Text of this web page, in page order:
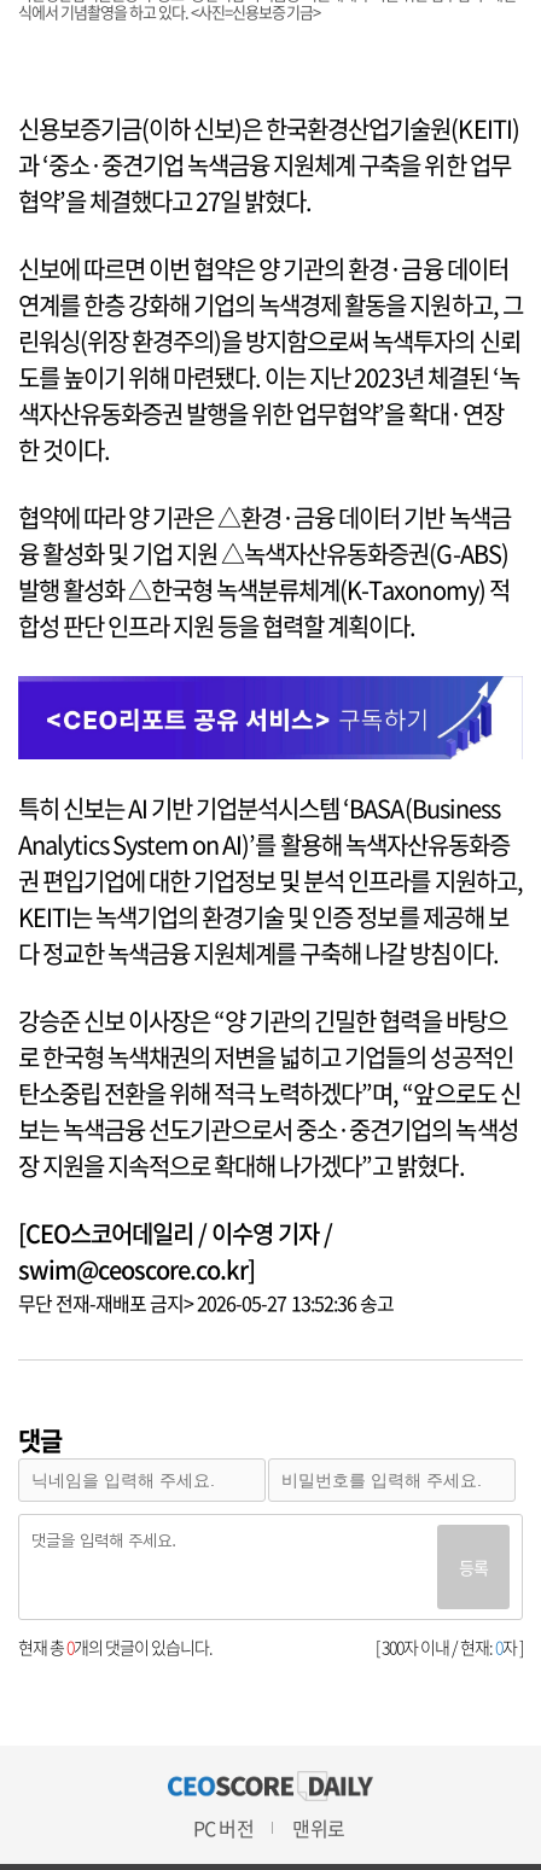
식에서 기념촬영을 하고 있다. <사진=신용보증기금>
신용보증기금(이하 신보)은 한국환경산업기술원(KEITI)
과 ‘중소·중견기업 녹색금융 지원체계 구축을 위한 업무
협약’을 체결했다고 27일 밝혔다.
신보에 따르면 이번 협약은 양 기관의 환경·금융 데이터
연계를 한층 강화해 기업의 녹색경제 활동을 지원하고, 그
린워싱(위장 환경주의)을 방지함으로써 녹색투자의 신뢰
도를 높이기 위해 마련됐다. 이는 지난 2023년 체결된 ‘녹
색자산유동화증권 발행을 위한 업무협약’을 확대·연장
한 것이다.
협약에 따라 양 기관은 △환경·금융 데이터 기반 녹색금
융 활성화 및 기업 지원 △녹색자산유동화증권(G-ABS)
발행 활성화 △한국형 녹색분류체계(K-Taxonomy) 적
합성 판단 인프라 지원 등을 협력할 계획이다.
특히 신보는 AI 기반 기업분석시스템 ‘BASA(Business
Analytics System on AI)’를 활용해 녹색자산유동화증
권 편입기업에 대한 기업정보 및 분석 인프라를 지원하고,
KEITI는 녹색기업의 환경기술 및 인증 정보를 제공해 보
다 정교한 녹색금융 지원체계를 구축해 나갈 방침이다.
강승준 신보 이사장은 “양 기관의 긴밀한 협력을 바탕으
로 한국형 녹색채권의 저변을 넓히고 기업들의 성공적인
탄소중립 전환을 위해 적극 노력하겠다”며, “앞으로도 신
보는 녹색금융 선도기관으로서 중소·중견기업의 녹색성
장 지원을 지속적으로 확대해 나가겠다”고 밝혔다.
[CEO스코어데일리 / 이수영 기자 /
swim@ceoscore.co.kr]
무단 전재-재배포 금지> 2026-05-27 13:52:36 송고
댓글
등록
[ 300자 이내 / 현재:0자 ]
현재 총0개의 댓글이 있습니다.
PC 버전 맨위로